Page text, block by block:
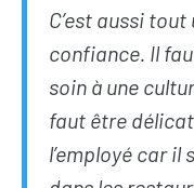
L’actualité
Geres
L’actualité
projets
Guides et
C’est aussi
confiance. Il
soin à une
faut être
l’employé car